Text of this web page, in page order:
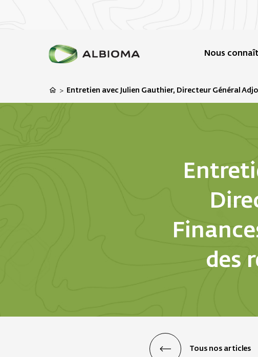
Nous
> Entretien avec Julien Gauthier, Directeur Général
des
Tous nos articles